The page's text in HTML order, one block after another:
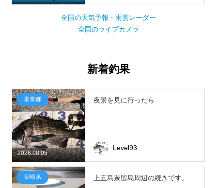
全国の天気予報・雨雲レーダー
全国のライブカメラ
新着釣果
2026.08.05
東京都 夜景を見に行ったら
Level93
長崎県 上五島奈留島周辺の続きです。